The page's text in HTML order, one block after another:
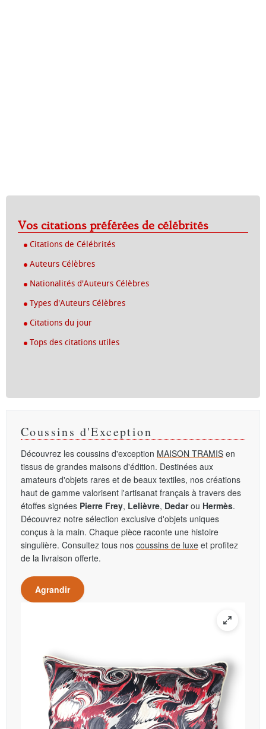
Vos citations préférées de célébrités
Citations de Célébrités
Auteurs Célèbres
Nationalités d'Auteurs Célèbres
Types d'Auteurs Célèbres
Citations du jour
Tops des citations utiles
Coussins d'Exception
Découvrez les coussins d'exception MAISON TRAMIS en
tissus de grandes maisons d'édition. Destinées aux
amateurs d'objets rares et de beaux textiles, nos créations
haut de gamme valorisent l'artisanat français à travers des
étoffes signées Pierre Frey, Lelièvre, Dedarou Hermès.
Découvrez notre sélection exclusive d'objets uniques
conçus à la main. Chaque pièce raconte une histoire
singulière. Consultez tous nos coussins de luxe et profitez
de la livraison offerte.
Agrandir